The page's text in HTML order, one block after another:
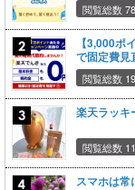
閲覧総数
【3,000ポ
で固定費見
閲覧総数
楽天ラッキ
閲覧総数
スマホは常